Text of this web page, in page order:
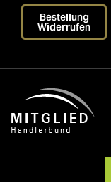
Bestellung
Widerrufen